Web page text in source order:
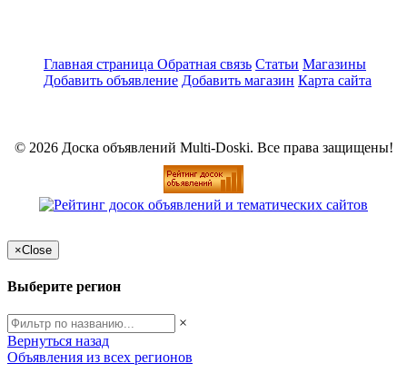
Главная страница Обратная связь Статьи Магазины
Добавить объявление Добавить магазин Карта сайта
© 2026 Доска объявлений Multi-Doski. Все права защищены!
×Close
Выберите регион
×
Вернуться назад
Объявления из всех регионов